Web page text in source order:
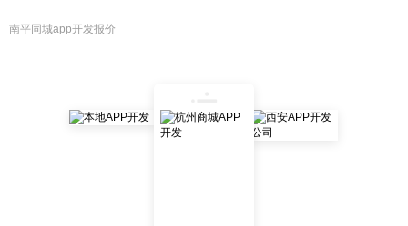
南平同城app开发报价